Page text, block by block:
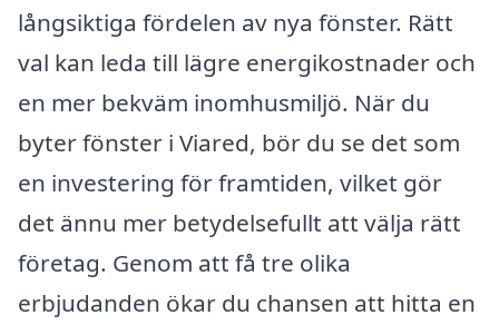
långsiktiga fördelen av nya fönster. Rätt
val kan leda till lägre energikostnader och
en mer bekväm inomhusmiljö. När du
byter fönster i Viared, bör du se det som
en investering för framtiden, vilket gör
det ännu mer betydelsefullt att välja rätt
företag. Genom att få tre olika
erbjudanden ökar du chansen att hitta en